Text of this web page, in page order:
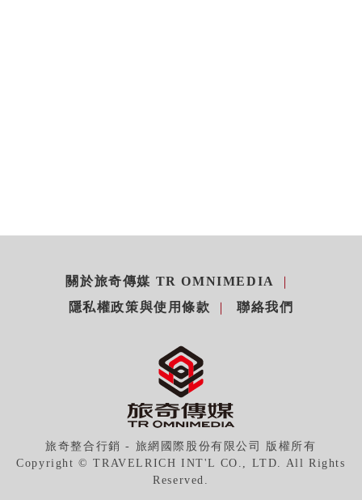
關於旅奇傳媒 TR OMNIMEDIA
隱私權政策與使用條款
聯絡我們
旅奇整合行銷 - 旅網國際股份有限公司 版權所有
Copyright © TRAVELRICH INT'L CO., LTD. All Rights
Reserved.